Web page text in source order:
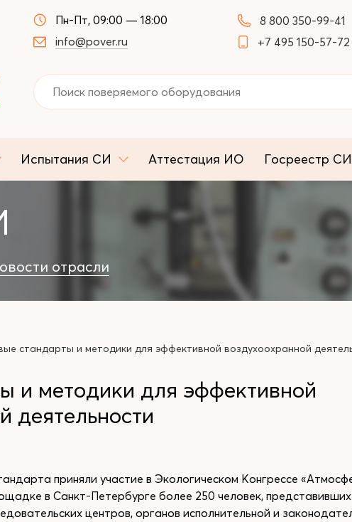
Пн-Пт, 09:00 — 18:00
info@pover.ru
8 800 350-99-41
+7 495 150-57-72
Испытания СИ Аттестация ИО Госреестр СИ
отрасли
стандарты и методики для эффективной воздухоохранной
и методики для эффективной
деятельности
приняли участие в Экологическом Конгрессе
в Санкт-Петербурге более 250 человек, представивших
центров, органов исполнительной и